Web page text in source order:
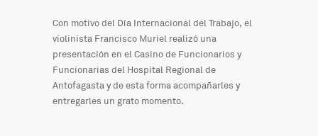
Con motivo del Día Internacional del Trabajo, el
violinista Francisco Muriel realizó una
presentación en el Casino de Funcionarios y
Funcionarias del Hospital Regional de
Antofagasta y de esta forma acompañarles y
entregarles un grato momento.